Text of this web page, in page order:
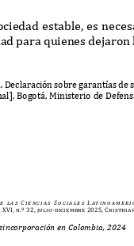
estable,es
para quienes dejaron
Declaración sobre garantías de
], Bogotá, Ministerio de D
l a s C i e n c i a s S o c i a l e s L at i n o a m e r i
XVI, n.º 32, julio-diciembre 2025,
en Colombia, 2024